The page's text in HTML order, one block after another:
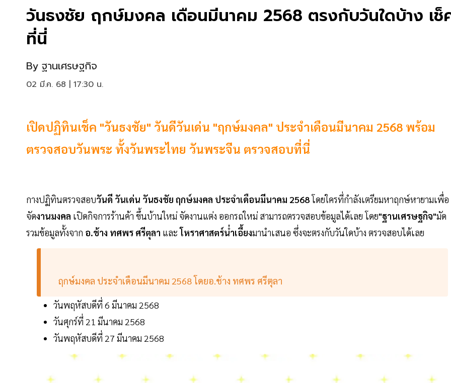
วันธงชัย ฤกษ์มงคล เดือนมีนาคม 2568 ตรงกับวันใดบ้าง เช็
ที่นี่
By ฐานเศรษฐกิจ
02 มี.ค. 68 | 17:30 น.
เปิดปฏิทินเช็ค "วันธงชัย" วันดีวันเด่น "ฤกษ์มงคล" ประจำเดือนมีนาคม 2568 พร้อม
ตรวจสอบวันพระ ทั้งวันพระไทย วันพระจีน ตรวจสอบที่นี่
กางปฏิทินตรวจสอบวันดี วันเด่น วันธงชัย ฤกษ์มงคล ประจำเดือนมีนาคม 2568โดยใครที่กำลังเตรียมหาฤกษ์หายามเพื่อ
จัดงานมงคล เปิดกิจการร้านค้า ขึ้นบ้านใหม่ จัดงานแต่ง ออกรถใหม่ สามารถตรวจสอบข้อมูลได้เลย โดย"ฐานเศรษฐกิจ"มัด
รวมข้อมูลทั้งจาก อ.ช้าง ทศพร ศรีตุลา และโหราศาสตร์น่ำเอี้ยงมานำเสนอ ซึ่งจะตรงกับวันใดบ้าง ตรวจสอบได้เลย
ฤกษ์มงคล ประจำเดือนมีนาคม 2568 โดยอ.ช้าง ทศพร ศรีตุลา
วันพฤหัสบดีที่ 6 มีนาคม 2568
วันศุกร์ที่ 21 มีนาคม 2568
วันพฤหัสบดีที่ 27 มีนาคม 2568